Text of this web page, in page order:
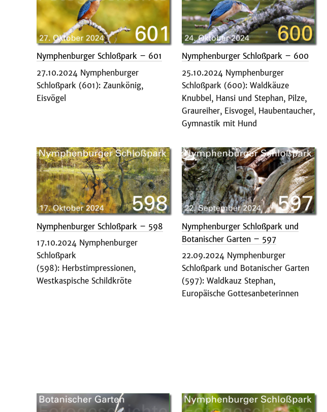
Nymphenburger Schloßpark – 601
27.10.2024 Nymphenburger
Schloßpark (601): Zaunkönig,
Eisvögel
Nymphenburger Schloßpark – 600
25.10.2024 Nymphenburger
Schloßpark (600): Waldkäuze
Knubbel, Hansi und Stephan, Pilze,
Graureiher, Eisvogel, Haubentaucher,
Gymnastik mit Hund
Nymphenburger Schloßpark – 598
17.10.2024 Nymphenburger
Schloßpark
(598): Herbstimpressionen,
Westkaspische Schildkröte
Nymphenburger Schloßpark und
Botanischer Garten – 597
22.09.2024 Nymphenburger
Schloßpark und Botanischer Garten
(597): Waldkauz Stephan,
Europäische Gottesanbeterinnen